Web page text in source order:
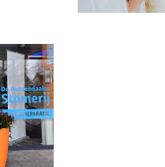
kans zijn. Misschien
je ook een blijvende
kiezen van Stomerij
definitieve keuze
mogelijk is. Op